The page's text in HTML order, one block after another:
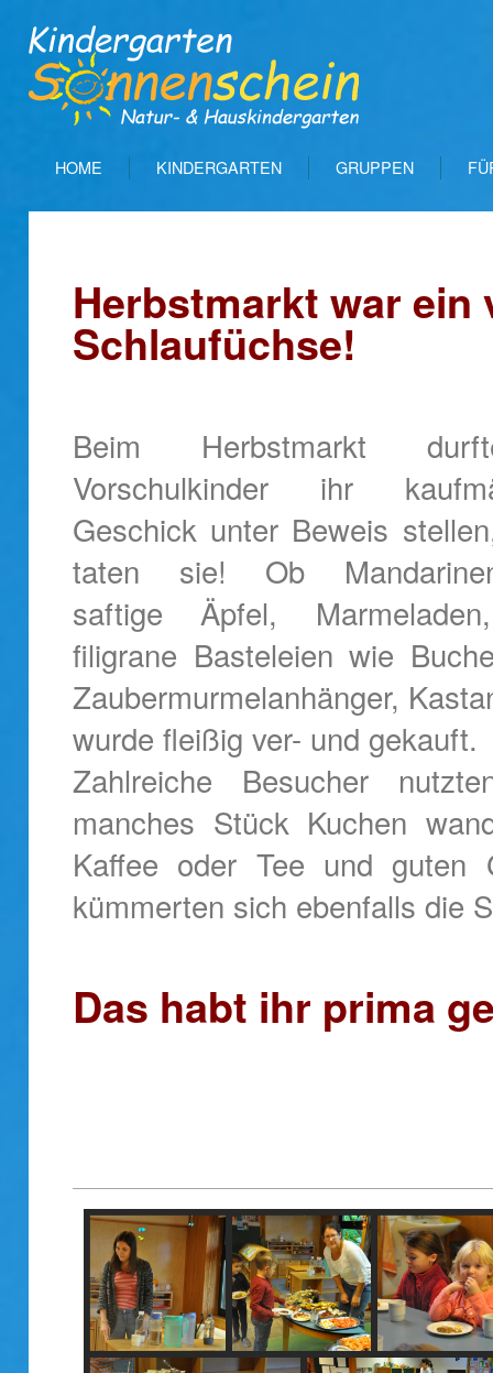
HOME KINDERGARTEN GRUPPEN
Herbstmarkt war
Schlaufüchse!
Beim Herbstmarkt
Vorschulkinder ihr
Geschick unter Beweis
taten sie! Ob
saftige Äpfel,
filigrane Basteleien wie
Zaubermurmelanhänger,
wurde fleißig ver- und gekauft.
Zahlreiche Besucher
manches Stück Kuchen
Kaffee oder Tee und guten
kümmerten sich ebenfalls die
Das habt ihr prima